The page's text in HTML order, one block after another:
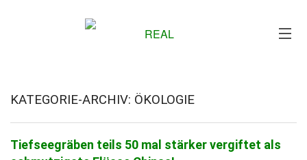
KATEGORIE-ARCHIV: ÖKOLOGIE
Tiefseegräben teils 50 mal stärker vergiftet als